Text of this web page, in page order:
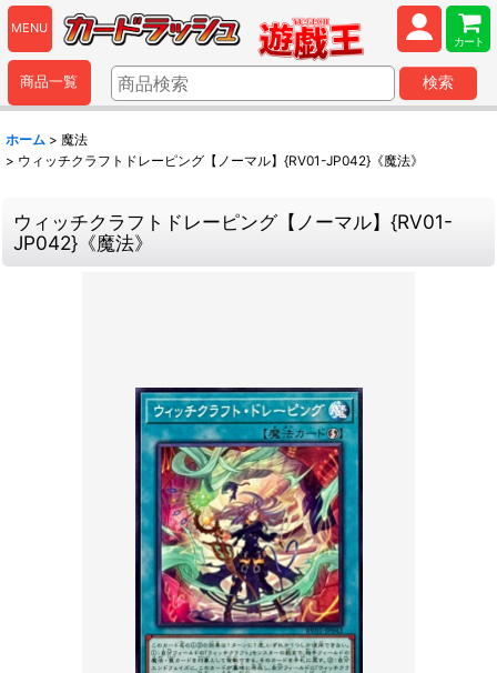
MENU
カート
商品一覧 検索
ホーム > 魔法
> ウィッチクラフトドレーピング【ノーマル】{RV01-JP042}《魔法》
ウィッチクラフトドレーピング【ノーマル】{RV01-
JP042}《魔法》